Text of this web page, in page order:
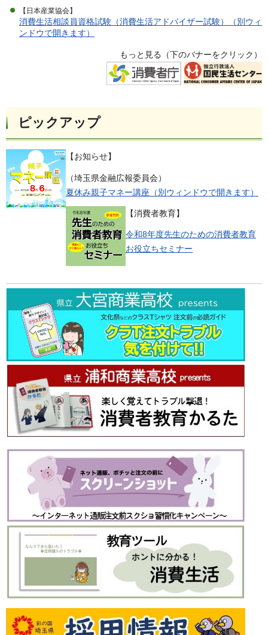
【日本産業協会】
消費生活相談員資格試験（消費生活アドバイザー試験）（別ウィ
ンドウで開きます）
もっと見る（下のバナーをクリック）
ピックアップ
【お知らせ】
（埼玉県金融広報委員会）
夏休み親子マネー講座（別ウィンドウで開きます）
【消費者教育】
令和8年度先生のための消費者教育
お役立ちセミナー